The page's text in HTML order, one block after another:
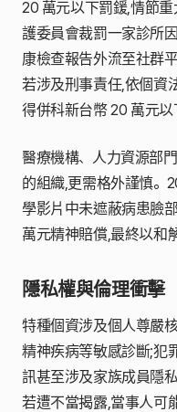
20 萬元以下罰鍰,情節
護委員會裁罰一家診所
康檢查報告外流至社群
若涉及刑事責任,依個資
得併科新台幣 20 萬元以
醫療機構、人力資源部
的組織,更需格外謹慎。
學影片中未遮蔽病患臉
萬元精神賠償,最終以和
隱私權與倫理衝擊
特種個資涉及個人尊嚴
精神疾病等敏感診斷;犯
訊甚至涉及家族成員隱
若遭不當揭露,當事人可